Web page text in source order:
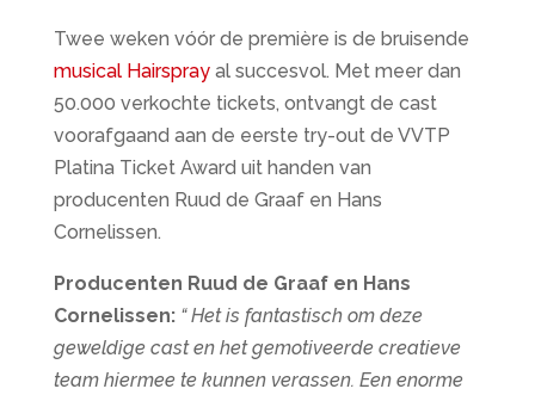
Twee weken vóór de première is de bruisende
musical Hairsprayal succesvol. Met meer dan
50.000 verkochte tickets, ontvangt de cast
voorafgaand aan de eerste try-out de VVTP
Platina Ticket Award uit handen van
producenten Ruud de Graaf en Hans
Cornelissen.
Producenten Ruud de Graaf en Hans
Cornelissen: “ Het is fantastisch om deze
geweldige cast en het gemotiveerde creatieve
team hiermee te kunnen verassen. Een enorme